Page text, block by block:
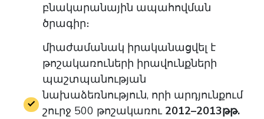
բնակարանային ապահովման
ծրագիր։
միաժամանակ իրականացվել է
թոշակառուների իրավունքների
պաշտպանության
նախաձեռնություն, որի արդյունքում
շուրջ 500 թոշակառու 2012–2013թթ.